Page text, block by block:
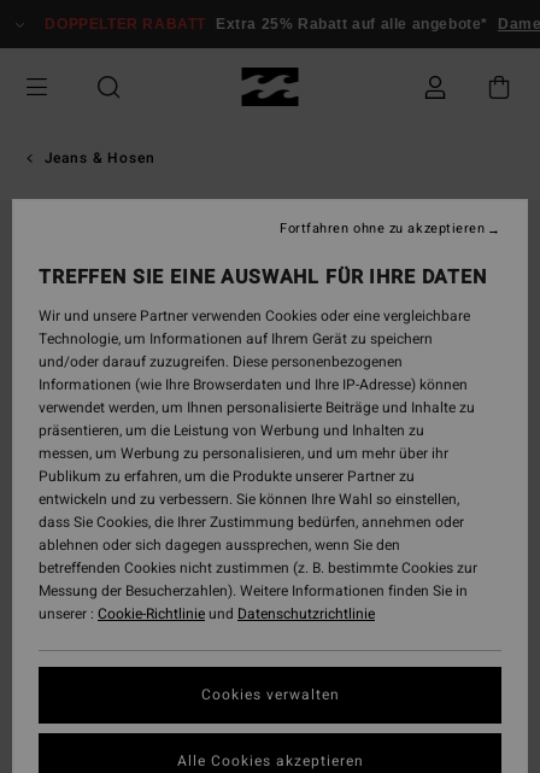
zur
springen
DOPPELTER RABATT Extra 25% Rabatt auf alle angebote* Damen
Jeans & Hosen
TREFFEN SIE EINE AUSWAHL FÜR IHRE DATEN
Wir und unsere Partner verwenden Cookies oder eine vergleichbare
Technologie, um Informationen auf Ihrem Gerät zu speichern
und/oder darauf zuzugreifen. Diese personenbezogenen
Informationen (wie Ihre Browserdaten und Ihre IP-Adresse) können
verwendet werden, um Ihnen personalisierte Beiträge und Inhalte zu
präsentieren, um die Leistung von Werbung und Inhalten zu
messen, um Werbung zu personalisieren, und um mehr über ihr
Publikum zu erfahren, um die Produkte unserer Partner zu
entwickeln und zu verbessern. Sie können Ihre Wahl so einstellen,
dass Sie Cookies, die Ihrer Zustimmung bedürfen, annehmen oder
ablehnen oder sich dagegen aussprechen, wenn Sie den
betreffenden Cookies nicht zustimmen (z. B. bestimmte Cookies zur
Messung der Besucherzahlen). Weitere Informationen finden Sie in
unserer : Cookie-Richtlinieund Datenschutzrichtlinie
Cookies verwalten
Fortfahren ohne zu akzeptieren
Alle Cookies akzeptieren